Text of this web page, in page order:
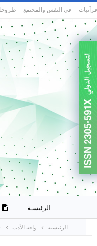
قرآنيات في النفس والمجتمع
الرئيسية
الرئيسية واحة الأدب